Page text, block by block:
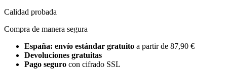
Calidad probada
Compra de manera segura
España: envío estándar gratuito a partir de 87,90 €
Devoluciones gratuitas
Pago seguro con cifrado SSL